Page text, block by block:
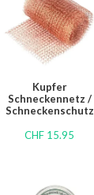
Kupfer
Schneckennetz /
Schneckenschutz
CHF 15.95